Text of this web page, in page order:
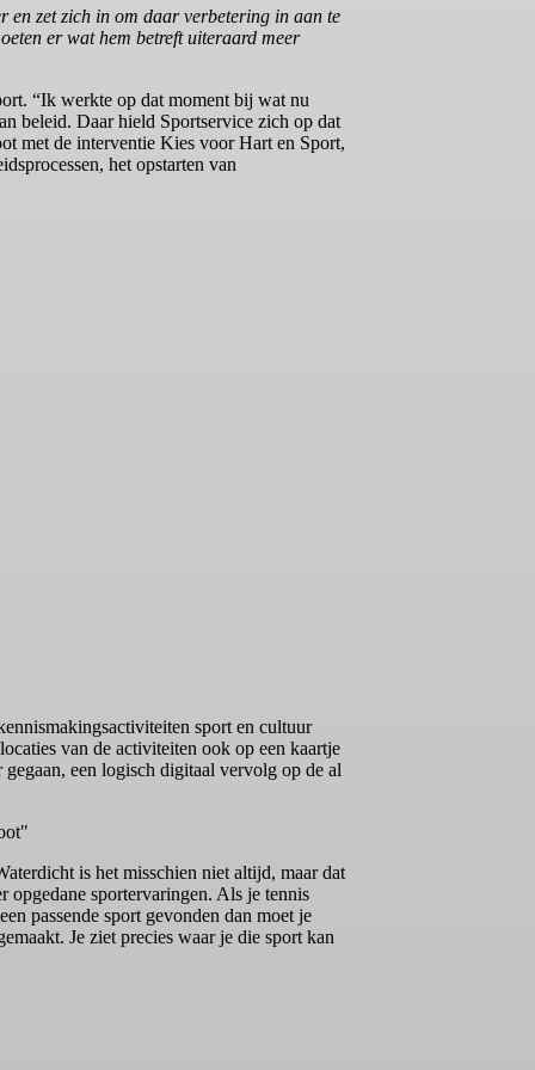
en zet zich in om daar verbetering in aan te
er wat hem betreft uiteraard meer
“Ik werkte op dat moment bij wat nu
beleid. Daar hield Sportservice zich op dat
met de interventie Kies voor Hart en Sport,
het opstarten van
sport en cultuur
van de activiteiten ook op een kaartje
een logisch digitaal vervolg op de al
is het misschien niet altijd, maar dat
opgedane sportervaringen. Als je tennis
passende sport gevonden dan moet je
Je ziet precies waar je die sport kan